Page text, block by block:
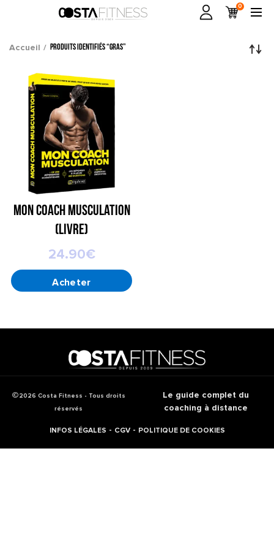
0
Accueil Produits identifiés “gras”
Mon Coach Musculation
(livre)
24.90€
2026 Costa Fitness - Tous droits
réservés
Le guide complet du
coaching à distance
INFOS LÉGALES - CGV- POLITIQUE DE COOKIES